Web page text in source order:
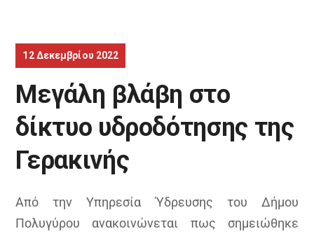
12 Δεκεμβρίου 2022
Μεγάλη βλάβη στο
δίκτυο υδροδότησης της
Γερακινής
Από την Υπηρεσία Ύδρευσης του Δήμου
Πολυγύρου ανακοινώνεται πως σημειώθηκε